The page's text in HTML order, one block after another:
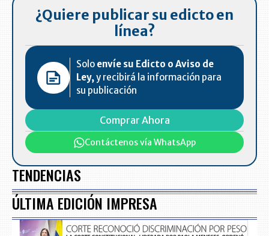
¿Quiere publicar su edicto en
línea?
Solo envíe su Edicto o Aviso de
Ley,y recibirá la información para
su publicación
Comprar Ahora
Contáctenos vía WhatsApp
TENDENCIAS
ÚLTIMA EDICIÓN IMPRESA